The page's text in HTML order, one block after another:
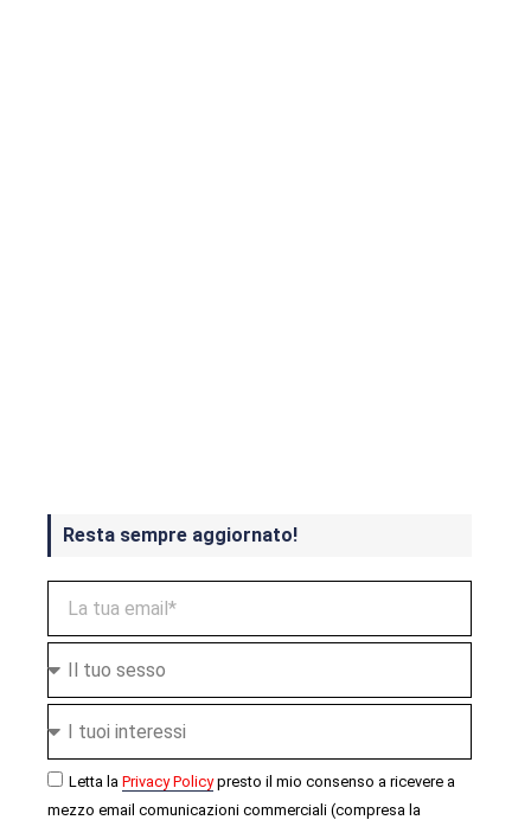
Resta sempre aggiornato!
Letta la Privacy Policypresto il mio consenso a ricevere a
mezzo email comunicazioni commerciali (compresa la